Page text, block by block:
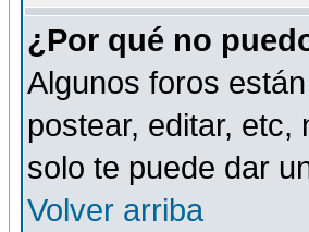
¿Por qué no
Algunos foros
postear, editar,
solo te puede dar
Volver arriba